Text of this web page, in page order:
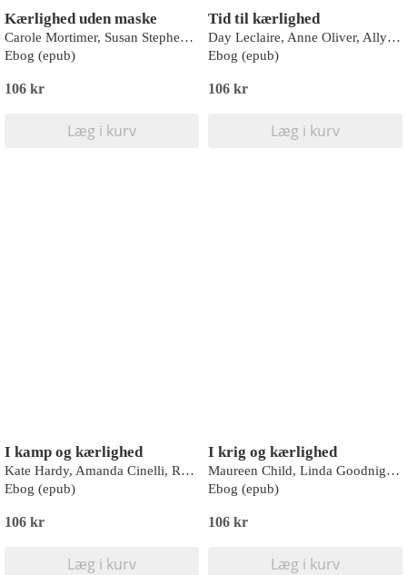
Kærlighed uden maske
Carole Mortimer, Susan Stephens, Maisey Yates, Louisa Heaton
Ebog (epub)
106 kr
Læg i kurv
Tid til kærlighed
Day Leclaire, Anne Oliver, Ally Blake, Maureen Child
Ebog (epub)
106 kr
Læg i kurv
I kamp og kærlighed
Kate Hardy, Amanda Cinelli, Rebecca Winters, Abby Green
Ebog (epub)
106 kr
Læg i kurv
I krig og kærlighed
Maureen Child, Linda Goodnight, Lucy Gordon, Sue MacKay
Ebog (epub)
106 kr
Læg i kurv